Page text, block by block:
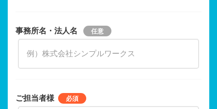
事務所名・法人名
ご担当者様